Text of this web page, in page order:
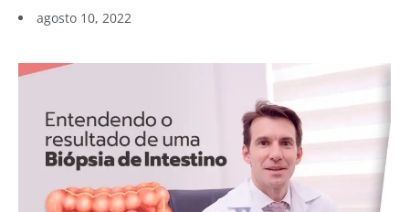
agosto 10, 2022